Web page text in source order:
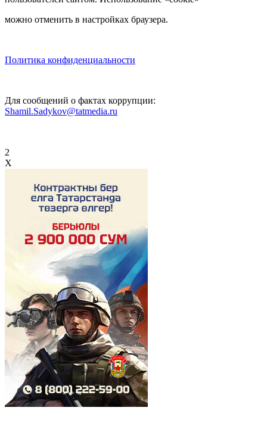
можно отменить в настройках браузера.
Политика конфиденциальности
Для сообщений о фактах коррупции:
Shamil.Sadykov@tatmedia.ru
2
X